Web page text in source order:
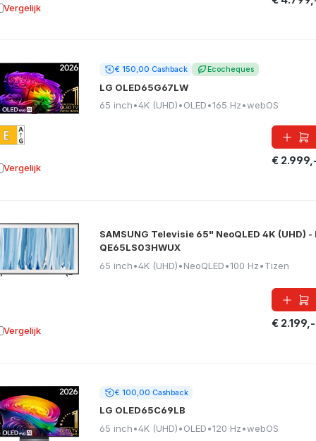
Vergelijk aan vergelijking
€ 150,00 Cashback Ecocheques
LG OLED65G67LW
65 inch•4K (UHD)•OLED•165 Hz•webOS
€
Vergelijk aan vergelijking
SAMSUNG Televisie 65" NeoQLED 4K (UHD) -
QE65LS03HWUX
65 inch•4K (UHD)•NeoQLED•100 Hz•Tizen
€ 2.199,-
Vergelijk aan vergelijking
€ 100,00 Cashback
LG OLED65C69LB
65 inch•4K (UHD)•OLED•120 Hz•webOS